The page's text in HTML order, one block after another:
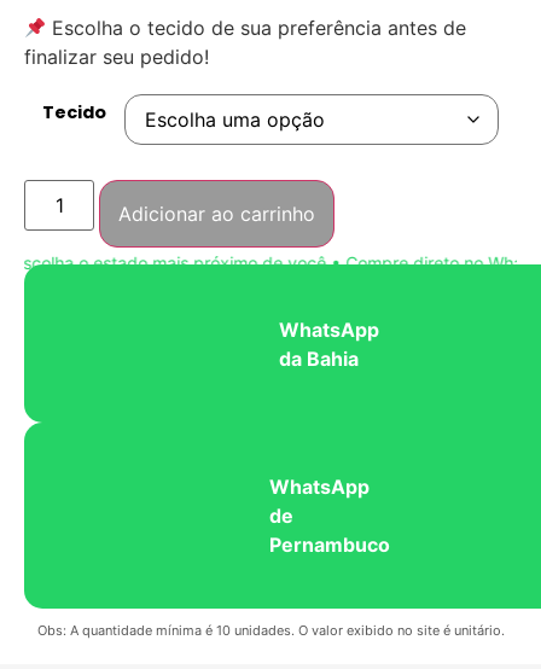
Escolha o tecido de sua preferência antes de
finalizar seu pedido!
Tecido
Adicionar ao carrinho
o estado mais próximo de você • Compre direto no
WhatsApp
da Bahia
WhatsApp
de
Pernambuco
Obs: A quantidade mínima é 10 unidades. O valor exibido no site é unitário.